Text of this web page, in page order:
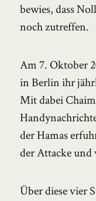
bewies, dass
noch zutreffen.
Am 7. Oktober
in Berlin ihr
Mit dabei
der Hamas
der Attacke und
Über diese vier